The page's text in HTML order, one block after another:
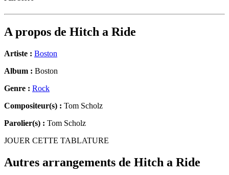
A propos de Hitch a Ride
Artiste : Boston
Album : Boston
Genre : Rock
Compositeur(s) : Tom Scholz
Parolier(s) : Tom Scholz
JOUER CETTE TABLATURE
Autres arrangements de Hitch a Ride